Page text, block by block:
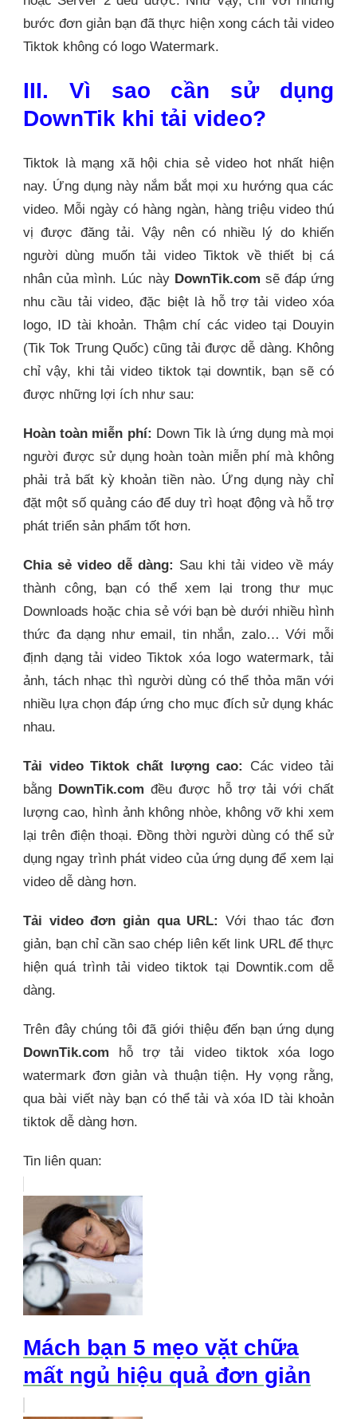
bước đơn giản bạn đã thực hiện xong cách tải video
Tiktok không có logo Watermark.
III. Vì sao cần sử dụng
DownTik khi tải video?
Tiktok là mạng xã hội chia sẻ video hot nhất hiện
nay. Ứng dụng này nắm bắt mọi xu hướng qua các
video. Mỗi ngày có hàng ngàn, hàng triệu video thú
vị được đăng tải. Vậy nên có nhiều lý do khiến
người dùng muốn tải video Tiktok về thiết bị cá
nhân của mình. Lúc này DownTik.com sẽ đáp ứng
nhu cầu tải video, đặc biệt là hỗ trợ tải video xóa
logo, ID tài khoản. Thậm chí các video tại Douyin
(Tik Tok Trung Quốc) cũng tải được dễ dàng. Không
chỉ vậy, khi tải video tiktok tại downtik, bạn sẽ có
được những lợi ích như sau:
Hoàn toàn miễn phí: Down Tik là ứng dụng mà mọi
người được sử dụng hoàn toàn miễn phí mà không
phải trả bất kỳ khoản tiền nào. Ứng dụng này chỉ
đặt một số quảng cáo để duy trì hoạt động và hỗ trợ
phát triển sản phẩm tốt hơn.
Chia sẻ video dễ dàng: Sau khi tải video về máy
thành công, bạn có thể xem lại trong thư mục
Downloads hoặc chia sẻ với bạn bè dưới nhiều hình
thức đa dạng như email, tin nhắn, zalo… Với mỗi
định dạng tải video Tiktok xóa logo watermark, tải
ảnh, tách nhạc thì người dùng có thể thỏa mãn với
nhiều lựa chọn đáp ứng cho mục đích sử dụng khác
nhau.
Tải video Tiktok chất lượng cao: Các video tải
bằng DownTik.com đều được hỗ trợ tải với chất
lượng cao, hình ảnh không nhòe, không vỡ khi xem
lại trên điện thoại. Đồng thời người dùng có thể sử
dụng ngay trình phát video của ứng dụng để xem lại
video dễ dàng hơn.
Tải video đơn giản qua URL: Với thao tác đơn
giản, bạn chỉ cần sao chép liên kết link URL để thực
hiện quá trình tải video tiktok tại Downtik.com dễ
dàng.
Trên đây chúng tôi đã giới thiệu đến bạn ứng dụng
DownTik.com hỗ trợ tải video tiktok xóa logo
watermark đơn giản và thuận tiện. Hy vọng rằng,
qua bài viết này bạn có thể tải và xóa ID tài khoản
tiktok dễ dàng hơn.
Tin liên quan:
Mách bạn 5 mẹo vặt chữa
mất ngủ hiệu quả đơn giản